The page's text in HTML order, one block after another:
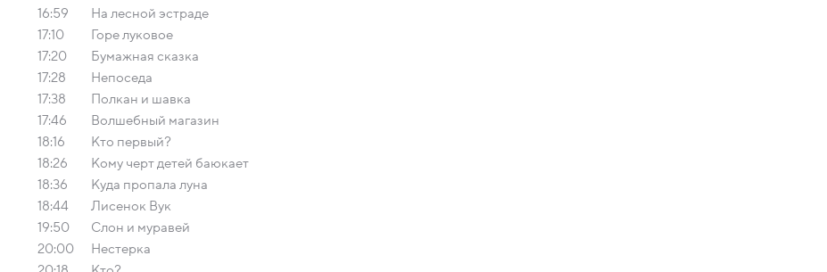
16:59
На лесной эстраде
17:10
Горе луковое
17:20
Бумажная сказка
17:28
Непоседа
17:38
Пoлкaн и шaвкa
17:46
Волшебный магазин
18:16
Кто первый?
18:26
Кому черт детей баюкает
18:36
Куда пропала луна
18:44
Лисенок Вук
19:50
Слон и муравей
20:00
Нестеркa